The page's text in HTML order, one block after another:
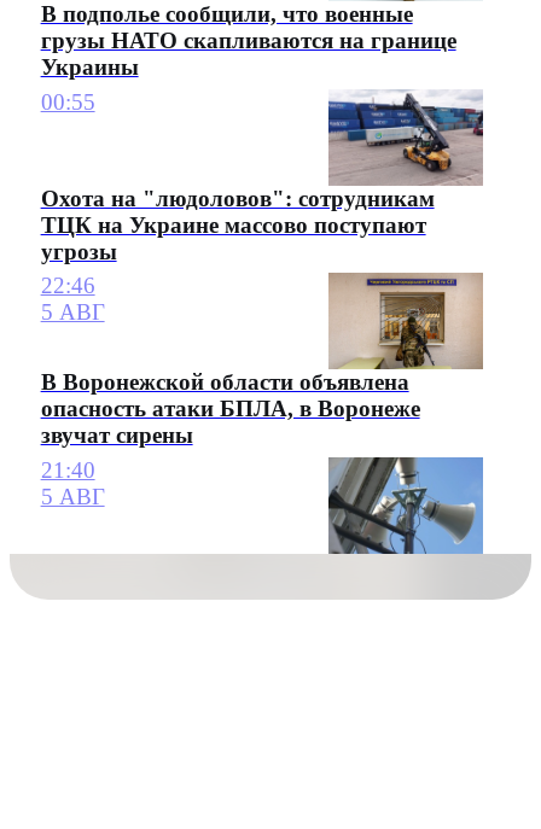
В подполье сообщили, что военные
грузы НАТО скапливаются на границе
Украины
00:55
Охота на "людоловов": сотрудникам
ТЦК на Украине массово поступают
угрозы
22:46
5 АВГ
В Воронежской области объявлена
опасность атаки БПЛА, в Воронеже
звучат сирены
21:40
5 АВГ